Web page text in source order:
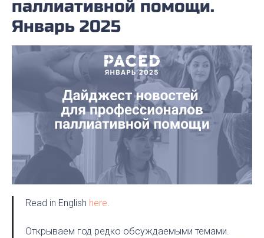
паллиативной помощи.
Январь 2025
Read in English here.
Открываем год редко обсуждаемыми темами.